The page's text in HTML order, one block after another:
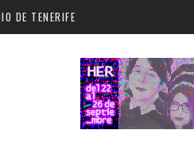
DE TENERIFE